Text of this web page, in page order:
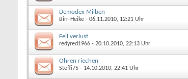
Demodex Milben
Birr-Heike - 06.11.2010, 12:21 Uhr
Fell verlust
redyred1966 - 20.10.2010, 22:13 Uhr
Ohren riechen
Steffi75 - 14.10.2010, 22:41 Uhr